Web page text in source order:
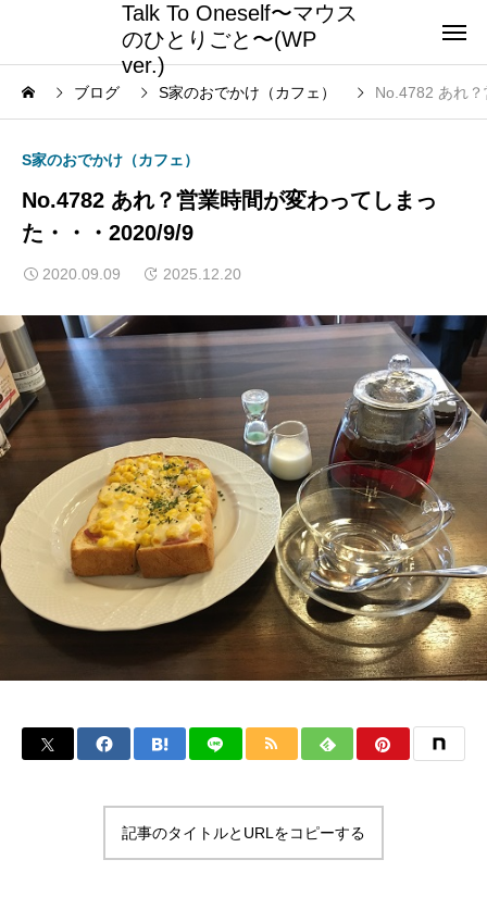
Talk To Oneself〜マウス
のひとりごと〜(WP
ver.)
ブログ S家のおでかけ（カフェ） No.4782 あれ
S家のおでかけ（カフェ）
No.4782 あれ？営業時間が変わってしまっ
た・・・2020/9/9
2020.09.09 2025.12.20
記事のタイトルとURLをコピーする